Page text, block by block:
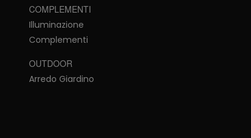
COMPLEMENTI
Illuminazione
Complementi
OUTDOOR
Arredo Giardino